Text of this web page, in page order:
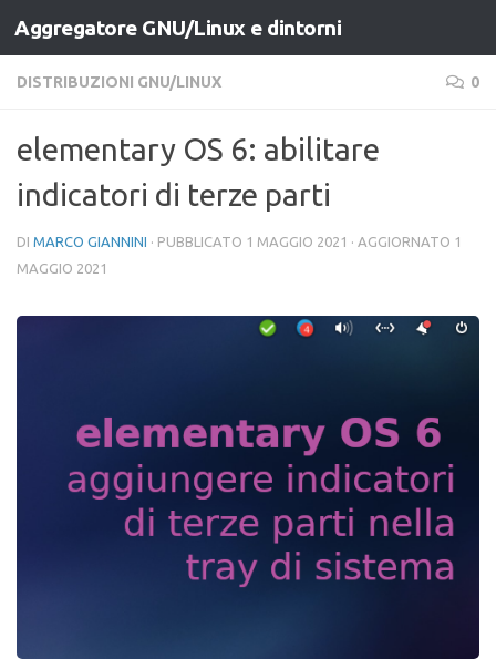
Salta al contenuto
Aggregatore GNU/Linux e dintorni
DISTRIBUZIONI GNU/LINUX 0
elementary OS 6: abilitare
indicatori di terze parti
DI MARCO GIANNINI · PUBBLICATO 1 MAGGIO 2021 · AGGIORNATO 1
MAGGIO 2021